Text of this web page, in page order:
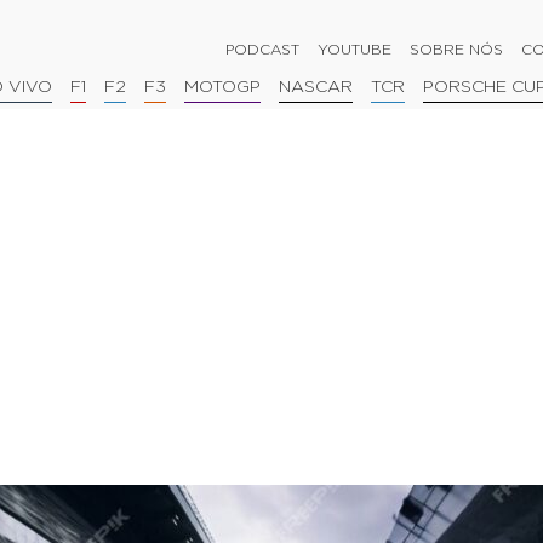
PODCAST YOUTUBE SOBRE NÓS
VIVO F1 F2 F3 MOTOGP NASCAR TCR PORSCHE